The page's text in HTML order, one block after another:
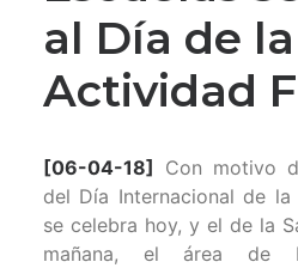
al Día de la
Actividad
[06-04-18] Con motivo
del Día Internacional de
se celebra hoy, y el de la
mañana, el área de